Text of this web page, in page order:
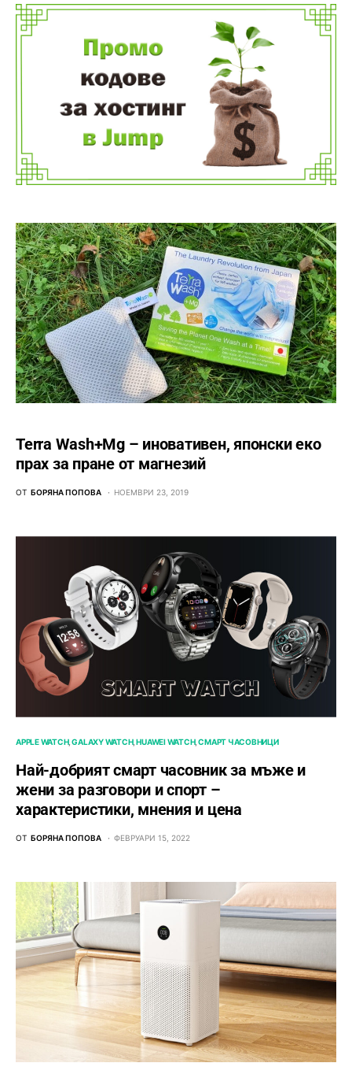
Terra Wash+Mg – иновативен, японски еко
прах за пране от магнезий
ОТ БОРЯНА ПОПОВА НОЕМВРИ 23, 2019
APPLE WATCH GALAXY WATCH HUAWEI WATCH СМАРТ ЧАСОВНИЦИ
Най-добрият смарт часовник за мъже и
жени за разговори и спорт –
характеристики, мнения и цена
ОТ БОРЯНА ПОПОВА ФЕВРУАРИ 15, 2022